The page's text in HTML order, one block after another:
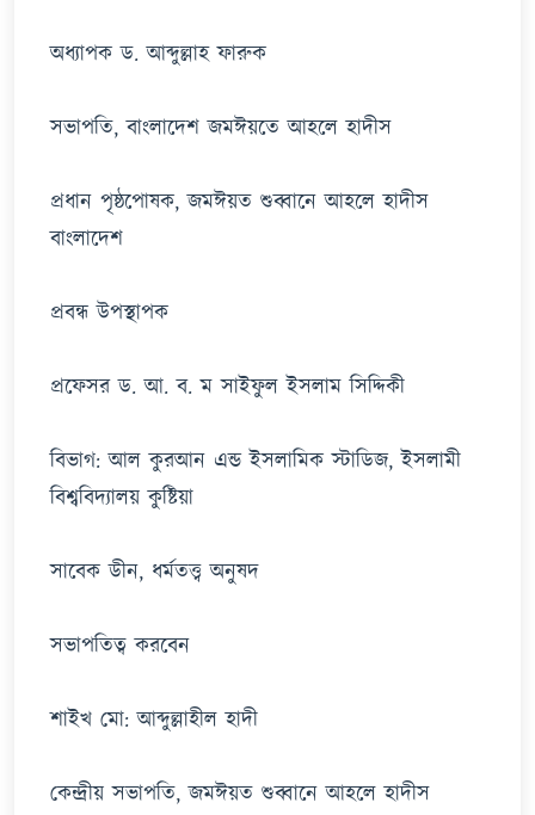
অধ্যাপক ড. আব্দুল্লাহ ফারুক
সভাপতি, বাংলাদেশ জমঈয়তে আহলে হাদীস
প্রধান পৃষ্ঠপোষক, জমঈয়ত শুব্বানে আহলে হাদীস
বাংলাদেশ
প্রবন্ধ উপস্থাপক
প্রফেসর ড. আ. ব. ম সাইফুল ইসলাম সিদ্দিকী
বিভাগ: আল কুরআন এন্ড ইসলামিক স্টাডিজ, ইসলামী
বিশ্ববিদ্যালয় কুষ্টিয়া
সাবেক ডীন, ধর্মতত্ত্ব অনুষদ
সভাপতিত্ব করবেন
শাইখ মো: আব্দুল্লাহীল হাদী
কেন্দ্রীয় সভাপতি, জমঈয়ত শুব্বানে আহলে হাদীস